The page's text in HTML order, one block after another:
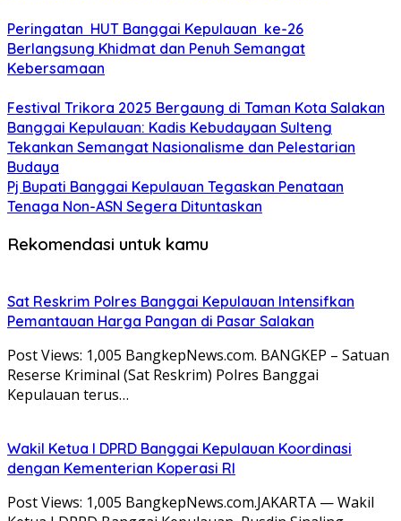
Peringatan HUT Banggai Kepulauan ke-26
Berlangsung Khidmat dan Penuh Semangat
Kebersamaan
Festival Trikora 2025 Bergaung di Taman Kota Salakan
Banggai Kepulauan: Kadis Kebudayaan Sulteng
Tekankan Semangat Nasionalisme dan Pelestarian
Budaya
Pj Bupati Banggai Kepulauan Tegaskan Penataan
Tenaga Non-ASN Segera Dituntaskan
Rekomendasi untuk kamu
Sat Reskrim Polres Banggai Kepulauan Intensifkan
Pemantauan Harga Pangan di Pasar Salakan
Post Views: 1,005 BangkepNews.com. BANGKEP – Satuan
Reserse Kriminal (Sat Reskrim) Polres Banggai
Kepulauan terus…
Wakil Ketua I DPRD Banggai Kepulauan Koordinasi
dengan Kementerian Koperasi RI
Post Views: 1,005 BangkepNews.com.JAKARTA — Wakil